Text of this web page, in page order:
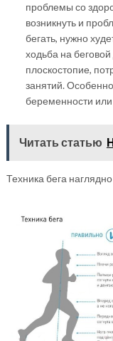
проблемы со
возникнуть и
бегать, нужно
ходьба на
плоскостопие,
занятий.
беременности
Читать статью
Техника бега